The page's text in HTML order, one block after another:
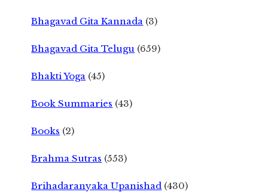
Bhagavad Gita Kannada (3)
Bhagavad Gita Telugu (659)
Bhakti Yoga (45)
Book Summaries (43)
Books (2)
Brahma Sutras (553)
Brihadaranyaka Upanishad (430)